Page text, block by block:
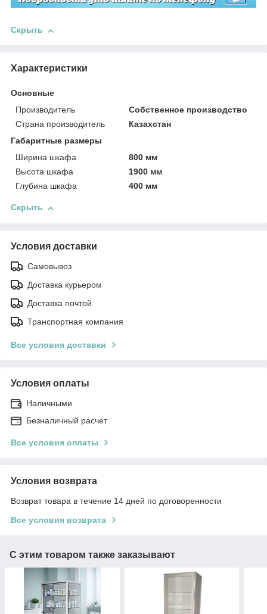
Скрыть
Характеристики
Основные
Производитель
Собственное производство
Страна производитель
Казахстан
Габаритные размеры
Ширина шкафа
800 мм
Высота шкафа
1900 мм
Глубина шкафа
400 мм
Скрыть
Условия доставки
Самовывоз
Доставка курьером
Доставка почтой
Транспортная компания
Все условия доставки
Условия оплаты
Наличными
Безналичный расчет
Все условия оплаты
Условия возврата
Возврат товара в течение 14 дней по договоренности
Все условия возврата
С этим товаром также заказывают